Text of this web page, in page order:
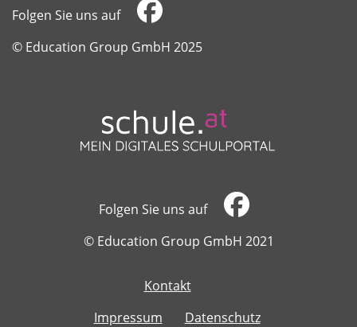
Folgen Sie uns auf
​​​​​​​© Education Group GmbH 2025
Folgen Sie uns auf
​​​​​​​© Education Group GmbH 2021
Kontakt
Impressum
Datenschutz